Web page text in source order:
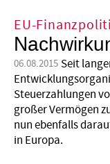
EU-
06.08.2015 Seit
Steuerzahlungen
großer Vermögen
nun ebenfalls
in Europa.